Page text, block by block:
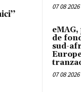
07 08 2026
de
sud-
07 08 2026